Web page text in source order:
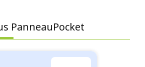
PanneauPocket